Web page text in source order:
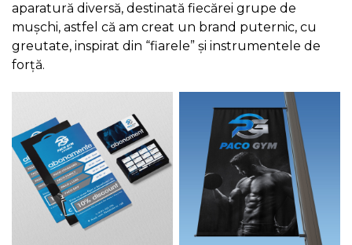
aparatură diversă, destinată fiecărei grupe de
mușchi, astfel că am creat un brand puternic, cu
greutate, inspirat din “fiarele” și instrumentele de
forță.